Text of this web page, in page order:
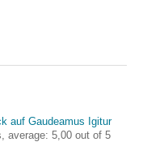
auf Gaudeamus Igitur